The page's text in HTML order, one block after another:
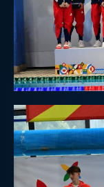
Master
Formazione
GUG
Scuole Nuoto